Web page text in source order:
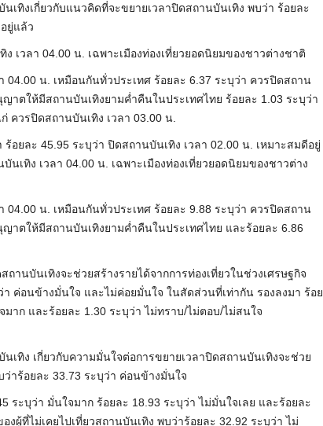
เทิงเกี่ยวกับแนวคิดที่จะขยายเวลาปิดสถานบันเทิง พบว่า ร้อยละ
ยู่แล้ว
เวลา 04.00 น. เฉพาะเมืองท่องเที่ยวยอดนิยมของชาวต่างชาติ
น. เหมือนกันทั่วประเทศ ร้อยละ 6.37 ระบุว่า ควรปิดสถาน
าตให้มีสถานบันเทิงยามค่ำคืนในประเทศไทย ร้อยละ 1.03 ระบุว่า
ควรปิดสถานบันเทิง เวลา 03.00 น.
อยละ 45.95 ระบุว่า ปิดสถานบันเทิง เวลา 02.00 น. เหมาะสมดีอยู่
เทิง เวลา 04.00 น. เฉพาะเมืองท่องเที่ยวยอดนิยมของชาวต่าง
น. เหมือนกันทั่วประเทศ ร้อยละ 9.88 ระบุว่า ควรปิดสถาน
าตให้มีสถานบันเทิงยามค่ำคืนในประเทศไทย และร้อยละ 6.86
านบันเทิงจะช่วยสร้างรายได้จากการท่องเที่ยวในช่วงเศรษฐกิจ
ค่อนข้างมั่นใจ และไม่ค่อยมั่นใจ ในสัดส่วนที่เท่ากัน รองลงมา ร้อย
าก และร้อยละ 1.30 ระบุว่า ไม่ทราบ/ไม่ตอบ/ไม่สนใจ
เทิง เกี่ยวกับความมั่นใจต่อการขยายเวลาปิดสถานบันเทิงจะช่วย
ว่าร้อยละ 33.73 ระบุว่า ค่อนข้างมั่นใจ
ระบุว่า มั่นใจมาก ร้อยละ 18.93 ระบุว่า ไม่มั่นใจเลย และร้อยละ
ผู้ที่ไม่เคยไปเที่ยวสถานบันเทิง พบว่าร้อยละ 32.92 ระบุว่า ไม่